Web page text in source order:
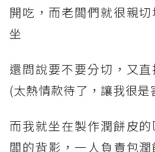
開吃，而老闆們就很親
坐
還問說要不要分切，又
(太熱情款待了，讓我很是
而我就坐在製作潤餅皮
闆的背影，一人負責包